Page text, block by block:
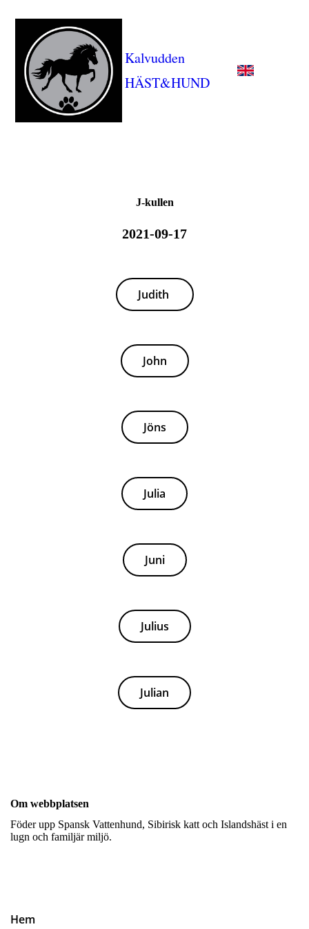
Kalvudden
HÄST&HUND
J-kullen
2021-09-17
Judith
John
Jöns
Julia
Juni
Julius
Julian
Om webbplatsen
Föder upp Spansk Vattenhund, Sibirisk katt och Islandshäst i en
lugn och familjär miljö.
Hem